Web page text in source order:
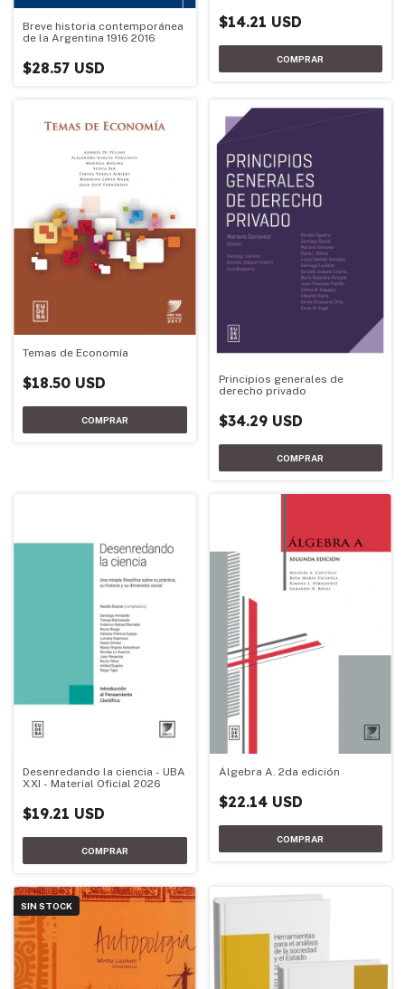
Breve historia contemporánea
de la Argentina 1916 2016
$28.57 USD
$14.21 USD
Temas de Economía
$18.50 USD
Principios generales de
derecho privado
$34.29 USD
Desenredando la ciencia - UBA
XXI - Material Oficial 2026
$19.21 USD
Álgebra A. 2da edición
$22.14 USD
SIN STOCK